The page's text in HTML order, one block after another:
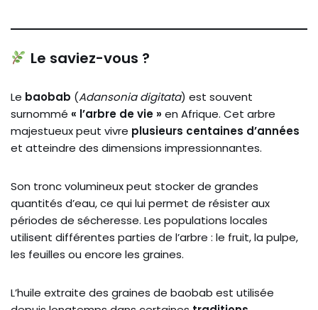
Le saviez-vous ?
Le baobab (Adansonia digitata) est souvent
surnommé « l’arbre de vie » en Afrique. Cet arbre
majestueux peut vivre plusieurs centaines d’années
et atteindre des dimensions impressionnantes.
Son tronc volumineux peut stocker de grandes
quantités d’eau, ce qui lui permet de résister aux
périodes de sécheresse. Les populations locales
utilisent différentes parties de l’arbre : le fruit, la pulpe,
les feuilles ou encore les graines.
L’huile extraite des graines de baobab est utilisée